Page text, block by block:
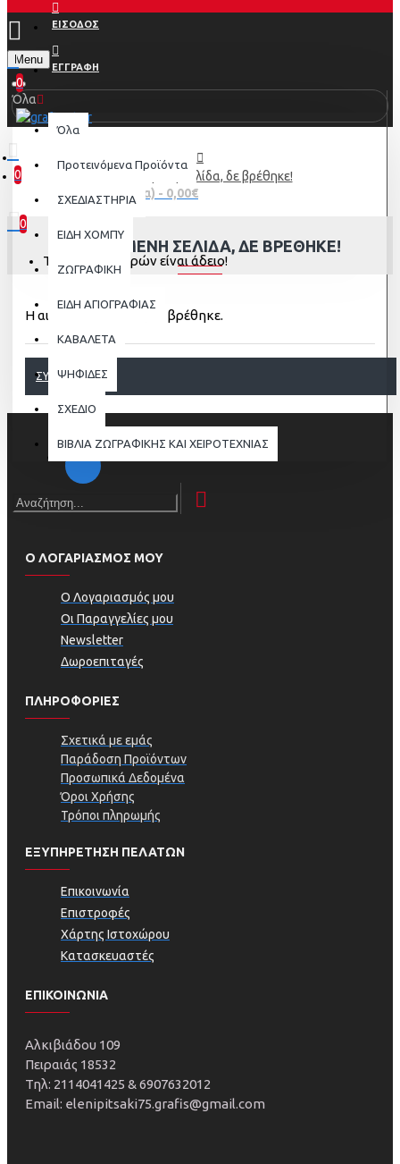
ΕΙΣΟΔΟΣ
ΕΓΓΡΑΦΗ
Menu
0
0
0 προϊόν(τα) - 0,00€
0
Το καλάθι αγορών είναι άδειο!
Όλα
Όλα
Προτεινόμενα Προϊόντα
ΣΧΕΔΙΑΣΤΗΡΙΑ
ΕΙΔΗ ΧΟΜΠΥ
ΖΩΓΡΑΦΙΚΗ
ΕΙΔΗ ΑΓΙΟΓΡΑΦΙΑΣ
ΚΑΒΑΛΕΤΑ
ΨΗΦΙΔΕΣ
ΣΧΕΔΙΟ
ΒΙΒΛΙΑ ΖΩΓΡΑΦΙΚΗΣ ΚΑΙ ΧΕΙΡΟΤΕΧΝΙΑΣ
Η αιτούμενη σελίδα, δε βρέθηκε!
Η ΑΙΤΟΎΜΕΝΗ ΣΕΛΊΔΑ, ΔΕ ΒΡΈΘΗΚΕ!
Η αιτούμενη σελίδα, δε βρέθηκε.
ΣΥΝΈΧΕΙΑ
Ο ΛΟΓΑΡΙΑΣΜΟΣ ΜΟΥ
Ο Λογαριασμός μου
Οι Παραγγελίες μου
Newsletter
Δωροεπιταγές
ΠΛΗΡΟΦΟΡΊΕΣ
Σχετικά με εμάς
Παράδοση Προϊόντων
Προσωπικά Δεδομένα
Όροι Χρήσης
Τρόποι πληρωμής
ΕΞΥΠΗΡΕΤΗΣΗ ΠΕΛΑΤΩΝ
Επικοινωνία
Επιστροφές
Χάρτης Ιστοχώρου
Κατασκευαστές
ΕΠΙΚΟΙΝΩΝΙΑ
Αλκιβιάδου 109
Πειραιάς 18532
Τηλ: 2114041425 & 6907632012
Email: elenipitsaki75.grafis@gmail.com